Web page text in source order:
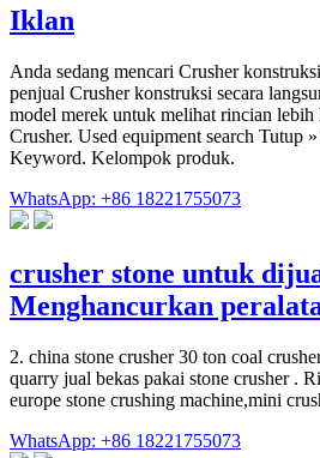
Iklan
Anda sedang mencari Crusher
penjual Crusher konstruksi secara
model merek untuk melihat rincian lebih
Crusher. Used equipment search Tutup
Keyword. Kelompok produk.
WhatsApp: +86 18221755073
crusher stone untuk
Menghancurkan
2. china stone crusher 30 ton coal
quarry jual bekas pakai stone crusher .
europe stone crushing machine,mini
WhatsApp: +86 18221755073